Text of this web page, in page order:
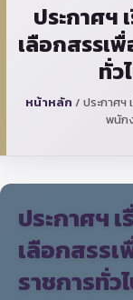
ประกาศฯ
เลือกสรรเ
ทั่ว
หน้าหลัก / ประกาศฯ
พนัก
ประกาศฯ
เลือกสรร
ราชการทั่